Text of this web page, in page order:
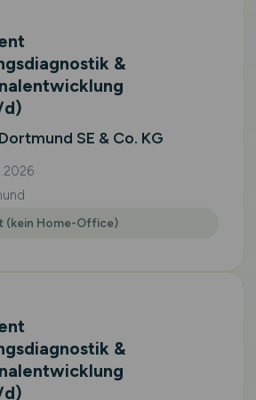
&
SE & Co. KG
(kein Home-Office)
&